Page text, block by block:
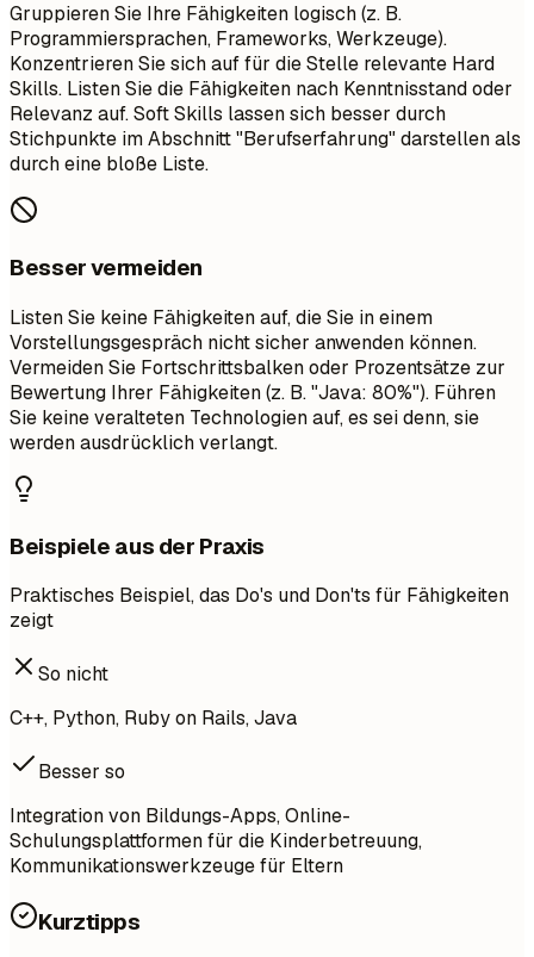
Gruppieren Sie Ihre Fähigkeiten logisch (z. B.
Programmiersprachen, Frameworks, Werkzeuge).
Konzentrieren Sie sich auf für die Stelle relevante Hard
Skills. Listen Sie die Fähigkeiten nach Kenntnisstand oder
Relevanz auf. Soft Skills lassen sich besser durch
Stichpunkte im Abschnitt "Berufserfahrung" darstellen als
durch eine bloße Liste.
Besser vermeiden
Listen Sie keine Fähigkeiten auf, die Sie in einem
Vorstellungsgespräch nicht sicher anwenden können.
Vermeiden Sie Fortschrittsbalken oder Prozentsätze zur
Bewertung Ihrer Fähigkeiten (z. B. "Java: 80%"). Führen
Sie keine veralteten Technologien auf, es sei denn, sie
werden ausdrücklich verlangt.
Beispiele aus der Praxis
Praktisches Beispiel, das Do's und Don'ts für Fähigkeiten
zeigt
So nicht
C++, Python, Ruby on Rails, Java
Besser so
Integration von Bildungs-Apps, Online-
Schulungsplattformen für die Kinderbetreuung,
Kommunikationswerkzeuge für Eltern
Kurztipps